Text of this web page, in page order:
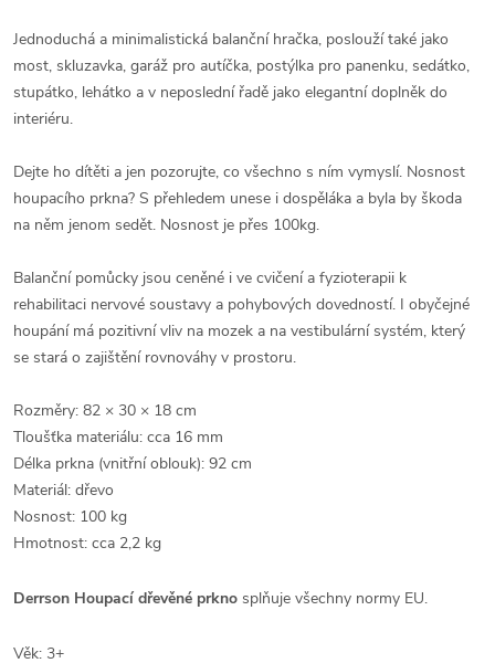
Jednoduchá a minimalistická balanční hračka, poslouží také jako
most, skluzavka, garáž pro autíčka, postýlka pro panenku, sedátko,
stupátko, lehátko a v neposlední řadě jako elegantní doplněk do
interiéru.
Dejte ho dítěti a jen pozorujte, co všechno s ním vymyslí. Nosnost
houpacího prkna? S přehledem unese i dospěláka a byla by škoda
na něm jenom sedět. Nosnost je přes 100kg.
Balanční pomůcky jsou ceněné i ve cvičení a fyzioterapii k
rehabilitaci nervové soustavy a pohybových dovedností. I obyčejné
houpání má pozitivní vliv na mozek a na vestibulární systém, který
se stará o zajištění rovnováhy v prostoru.
Rozměry: 82 × 30 × 18 cm
Tloušťka materiálu: cca 16 mm
Délka prkna (vnitřní oblouk): 92 cm
Materiál: dřevo
Nosnost: 100 kg
Hmotnost: cca 2,2 kg
Derrson Houpací dřevěné prkno splňuje všechny normy EU.
Věk: 3+